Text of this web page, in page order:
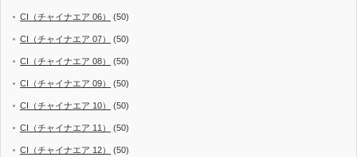
CI（チャイナエア 06） (50)
CI（チャイナエア 07） (50)
CI（チャイナエア 08） (50)
CI（チャイナエア 09） (50)
CI（チャイナエア 10） (50)
CI（チャイナエア 11） (50)
CI（チャイナエア 12） (50)